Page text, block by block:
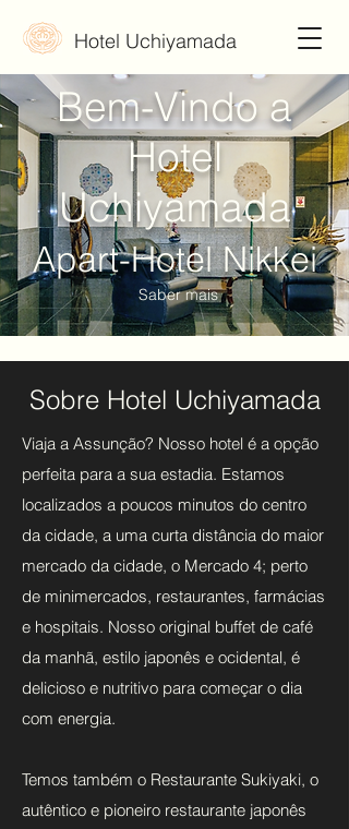
Hotel Uchiyamada
Bem-Vindo a
Hotel
Uchiyamada
​Apart-Hotel Nikkei
Saber mais
Sobre Hotel Uchiyamada
Viaja a Assunção? Nosso hotel é a opção
perfeita para a sua estadia. Estamos
localizados a poucos minutos do centro
da cidade, a uma curta distância do maior
mercado da cidade, o Mercado 4; perto
de minimercados, restaurantes, farmácias
e hospitais. Nosso original buffet de café
da manhã, estilo japonês e ocidental, é
delicioso e nutritivo para começar o dia
com energia.
Temos também o Restaurante Sukiyaki, o
autêntico e pioneiro restaurante japonês